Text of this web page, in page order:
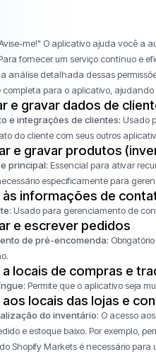
me!" O aplicativo ajuda você a
fornecer um serviço contínuo e
análise detalhada dessas
para o aplicativo,
e gravar dados de
e integrações de clientes: Usado
do cliente com seus outros
e gravar produtos
principal: Essencial para ativar
especificamente para
informações de
Usado para gerenciamento de
e escrever pedidos
de pré-encomenda:
locais de compras e
Permite que o aplicativo seja
locais das lojas e
do inventário: O acesso
e estoque baixo. Por exemplo,
Shopify Markets é necessário